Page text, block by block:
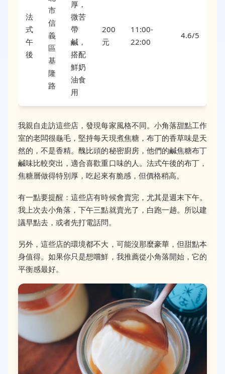
法
式
午
後
市
信
義
區
基
隆
路
厚，
微苦
帶
鹹，
搭配
鮮奶
油食
用
200
元
11:00-
22:00
4.6/5
我親自走訪這些店，發現每家風格不同。小角落甜點工作
室的老闆很龜毛，堅持每天現煮焦糖，布丁的香草味是天
然的，不是香精。醜比頭的秘密廚房，他們的鹹焦糖布丁
鹹味比較突出，適合喜歡重口味的人。法式午後的布丁，
焦糖層做得特別厚，吃起來有脆感，但價格稍高。
有一點要提醒：這些店有時候會賣完，尤其是週末下午。
我上次去小角落，下午三點就賣光了，白跑一趟。所以建
議早點去，或者先打電話問。
另外，這些店的環境都不大，可能沒那麼豪華，但甜點本
身值得。如果你只是想嚐鮮，我推薦從小角落開始，它的
平衡感最好。